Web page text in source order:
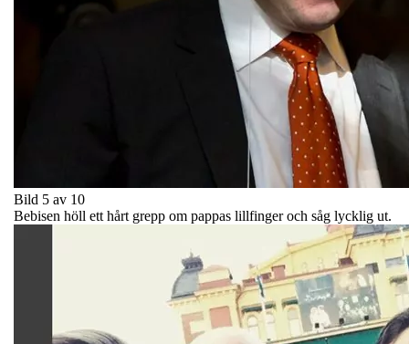
Bild 5 av 10
Bebisen höll ett hårt grepp om pappas lillfinger och såg lycklig ut.